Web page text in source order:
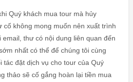
Quý khách mua tour mà hủy
cố không mong muốn nên xuất trình
thư có nội dung liên quan đến
nhất có thể để chúng tôi cùng
tác đặt dịch vụ cho tour của Quý
thảo sẽ cố gắng hoàn lại tiền mua